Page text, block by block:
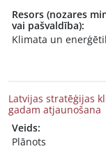
Resors (nozares
vai pašvaldība):
Klimata un
Latvijas stratēģijas
gadam atjaunošana
Veids:
Plānots